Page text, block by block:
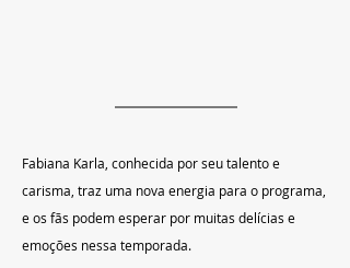
Fabiana Karla, conhecida por seu talento e
carisma, traz uma nova energia para o programa,
e os fãs podem esperar por muitas delícias e
emoções nessa temporada.